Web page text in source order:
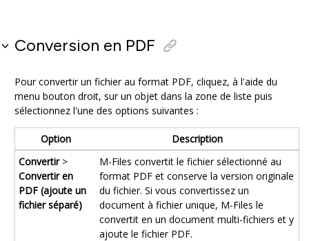
Conversion en PDF
Pour convertir un fichier au format PDF, cliquez, à l'aide du
menu bouton droit, sur un objet dans la zone de liste puis
sélectionnez l'une des options suivantes :
Option
Description
Convertir>
Convertir en
PDF (ajoute un
fichier séparé)
M-Files convertit le fichier sélectionné au
format PDF et conserve la version originale
du fichier. Si vous convertissez un
document à fichier unique, M-Files le
convertit en un document multi-fichiers et y
ajoute le fichier PDF.